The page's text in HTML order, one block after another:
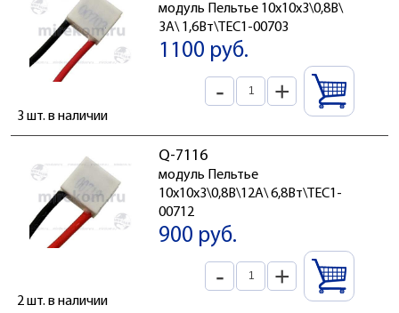
модуль Пельтье 10x10x3\0,8В\
3А\ 1,6Вт\TEC1-00703
1100 руб.
- +
3 шт. в наличии
Q-7116
модуль Пельтье
10x10x3\0,8В\12А\ 6,8Вт\TEC1-
00712
900 руб.
- +
2 шт. в наличии